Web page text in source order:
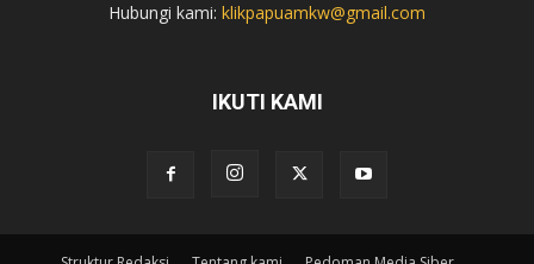
Hubungi kami: klikpapuamkw@gmail.com
IKUTI KAMI